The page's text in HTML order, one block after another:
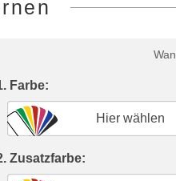
Farbe:
Hier wählen
Zusatzfarbe: